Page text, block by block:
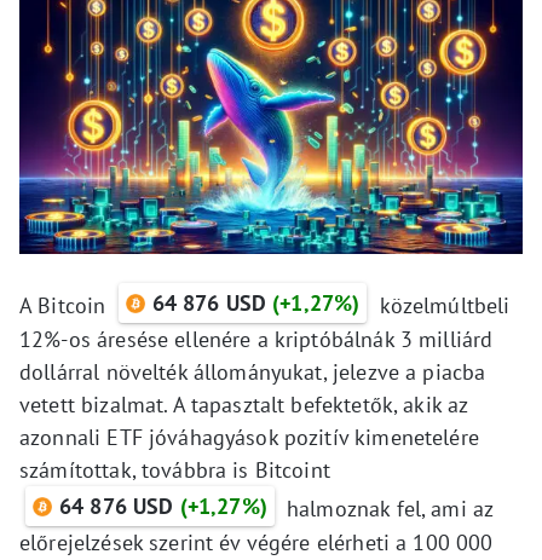
A Bitcoin 64 876 USD (+1,27%)
közelmúltbeli
12%-os áresése ellenére a kriptóbálnák 3 milliárd
dollárral növelték állományukat, jelezve a piacba
vetett bizalmat. A tapasztalt befektetők, akik az
azonnali ETF jóváhagyások pozitív kimenetelére
számítottak, továbbra is Bitcoint
64 876 USD (+1,27%)
halmoznak fel, ami az
előrejelzések szerint év végére elérheti a 100 000